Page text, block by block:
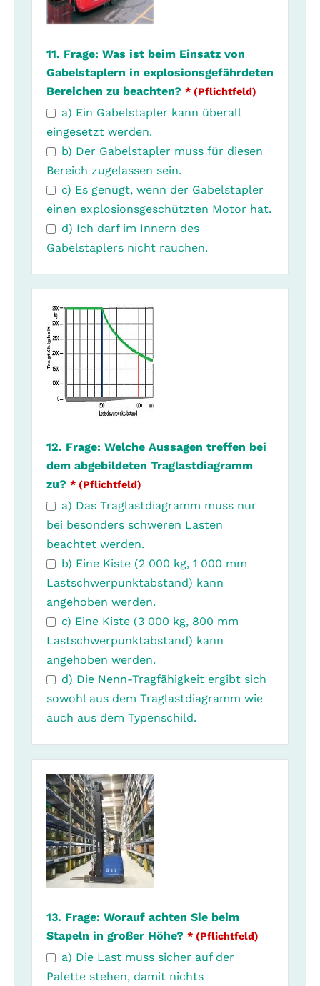
11. Frage: Was ist beim Einsatz von
Gabelstaplern in explosionsgefährdeten
Bereichen zu beachten? * (Pflichtfeld)
a) Ein Gabelstapler kann überall
eingesetzt werden.
b) Der Gabelstapler muss für diesen
Bereich zugelassen sein.
c) Es genügt, wenn der Gabelstapler
einen explosionsgeschützten Motor hat.
d) Ich darf im Innern des
Gabelstaplers nicht rauchen.
12. Frage: Welche Aussagen treffen bei
dem abgebildeten Traglastdiagramm
zu? * (Pflichtfeld)
a) Das Traglastdiagramm muss nur
bei besonders schweren Lasten
beachtet werden.
b) Eine Kiste (2 000 kg, 1 000 mm
Lastschwerpunktabstand) kann
angehoben werden.
c) Eine Kiste (3 000 kg, 800 mm
Lastschwerpunktabstand) kann
angehoben werden.
d) Die Nenn-Tragfähigkeit ergibt sich
sowohl aus dem Traglastdiagramm wie
auch aus dem Typenschild.
13. Frage: Worauf achten Sie beim
Stapeln in großer Höhe? * (Pflichtfeld)
a) Die Last muss sicher auf der
Palette stehen, damit nichts